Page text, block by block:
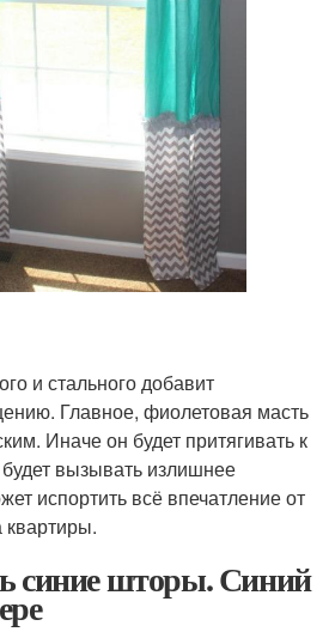
и стального добавит
Главное, фиолетовая масть
Иначе он будет притягивать к
вызывать излишнее
испортить всё впечатление от
квартиры.
синие шторы. Синий